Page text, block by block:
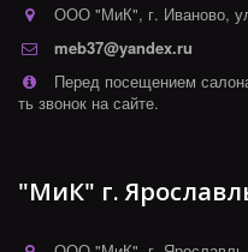
ООО "МиК", г. Иваново,
meb37@yandex.ru
Перед посещением
ть звонок на сайте.
"МиК" г.